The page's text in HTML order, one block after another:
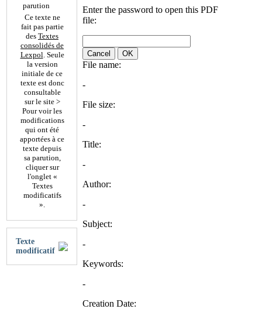
parution
Ce texte ne
fait pas partie
des Textes
consolidés de
Lexpol . Seule
la version
initiale de ce
texte est donc
consultable
sur le site >
Pour voir les
modifications
qui ont été
apportées à ce
texte depuis
sa parution,
cliquer sur
l'onglet «
Textes
modificatifs
».
Texte
modificatif
Enter the password to open this PDF
file:
Cancel OK
File name:
-
File size:
-
Title:
-
Author:
-
Subject:
-
Keywords:
-
Creation Date: